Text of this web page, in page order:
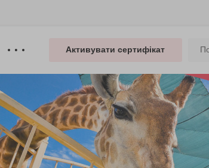
Активувати сертифікат